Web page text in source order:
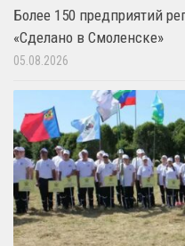
Более 150 предприятий
«Сделано в Смоленске»
05.08.2026